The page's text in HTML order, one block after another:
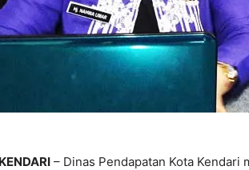
– Dinas Pendapatan Kota Kendari